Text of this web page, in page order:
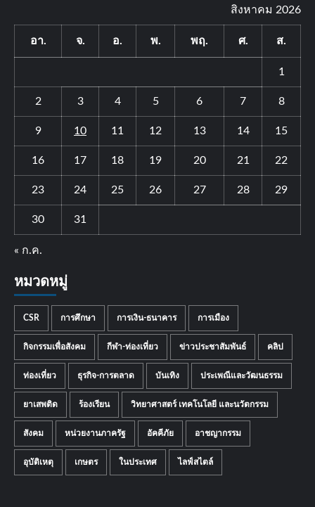
สิงหาคม 2026
อา. จ. อ. พ. พฤ. ศ. ส.
1
2 3 4 5 6 7 8
9 10 11 12 13 14 15
16 17 18 19 20 21 22
23 24 25 26 27 28 29
30 31
« ก.ค.
หมวดหมู่
CSR การศึกษา การเงิน-ธนาคาร การเมือง
กิจกรรมเพื่อสังคม กีฬา-ท่องเที่ยว ข่าวประชาสัมพันธ์ คลิป
ท่องเที่ยว ธุรกิจ-การตลาด บันเทิง ประเพณีและวัฒนธรรม
ยาเสพติด ร้องเรียน วิทยาศาสตร์ เทคโนโลยี และนวัตกรรม
สังคม หน่วยงานภาครัฐ อัคคีภัย อาชญากรรม
อุบัติเหตุ เกษตร ในประเทศ ไลฟ์สไตล์